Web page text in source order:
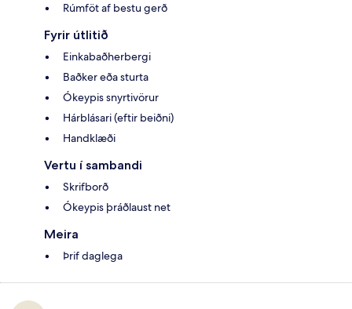
Rúmföt af bestu gerð
Fyrir útlitið
Einkabaðherbergi
Baðker eða sturta
Ókeypis snyrtivörur
Hárblásari (eftir beiðni)
Handklæði
Vertu í sambandi
Skrifborð
Ókeypis þráðlaust net
Meira
Þrif daglega